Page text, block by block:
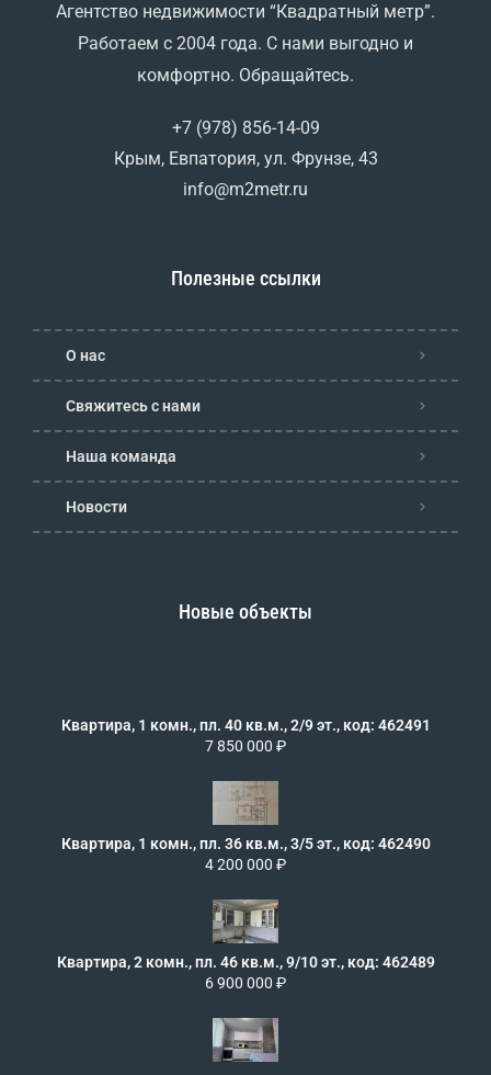
Агентство недвижимости “Квадратный метр”.
Работаем с 2004 года. С нами выгодно и
комфортно. Обращайтесь.
+7 (978) 856-14-09
Крым, Евпатория, ул. Фрунзе, 43
info@m2metr.ru
Полезные ссылки
О нас
Свяжитесь с нами
Наша команда
Новости
Новые объекты
Квартира, 1 комн., пл. 40 кв.м., 2/9 эт., код: 462491
7 850 000 ₽
Квартира, 1 комн., пл. 36 кв.м., 3/5 эт., код: 462490
4 200 000 ₽
Квартира, 2 комн., пл. 46 кв.м., 9/10 эт., код: 462489
6 900 000 ₽